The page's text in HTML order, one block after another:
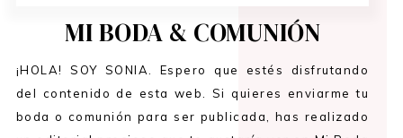
MI BODA & COMUNIÓN
¡HOLA! SOY SONIA. Espero que estés disfrutando
del contenido de esta web. Si quieres enviarme tu
boda o comunión para ser publicada, has realizado